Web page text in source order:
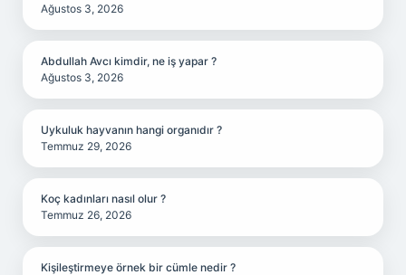
Ağustos 3, 2026
Abdullah Avcı kimdir, ne iş yapar ?
Ağustos 3, 2026
Uykuluk hayvanın hangi organıdır ?
Temmuz 29, 2026
Koç kadınları nasıl olur ?
Temmuz 26, 2026
Kişileştirmeye örnek bir cümle nedir ?